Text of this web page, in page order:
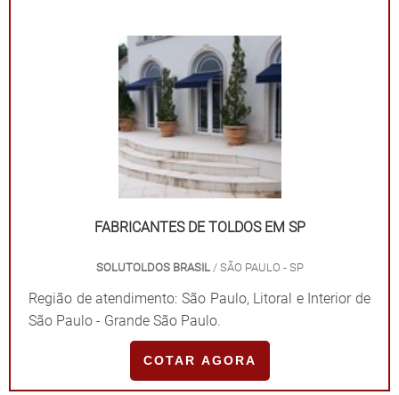
FABRICANTES DE TOLDOS EM SP
SOLUTOLDOS BRASIL/ SÃO PAULO - SP
Região de atendimento: São Paulo, Litoral e Interior de
São Paulo - Grande São Paulo.
COTAR AGORA